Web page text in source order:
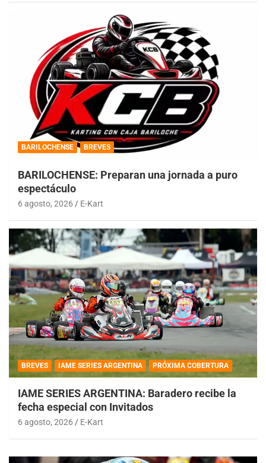
BARILOCHENSE BREVES
BARILOCHENSE: Preparan una jornada a puro
espectáculo
6 agosto, 2026 E-Kart
BREVES IAME SERIES ARGENTINA PRÓXIMA COBERTURA
IAME SERIES ARGENTINA: Baradero recibe la
fecha especial con Invitados
6 agosto, 2026 E-Kart